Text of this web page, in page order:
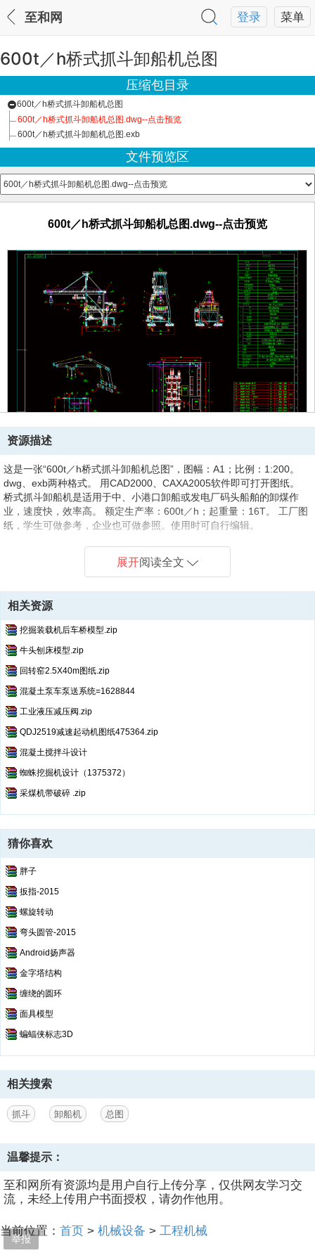
菜单
登录
至和网
600t／h桥式抓斗卸船机总图
举报
压缩包目录
600t／h桥式抓斗卸船机总图
600t／h桥式抓斗卸船机总图.dwg--点击预览
600t／h桥式抓斗卸船机总图.exb
文件预览区
600t／h桥式抓斗卸船机总图.dwg--点击预览
资源描述
这是一张“600t／h桥式抓斗卸船机总图”，图幅：A1；比例：1:200。
dwg、exb两种格式。 用CAD2000、CAXA2005软件即可打开图纸。
桥式抓斗卸船机是适用于中、小港口卸船或发电厂码头船舶的卸煤作
业，速度快，效率高。 额定生产率：600t／h；起重量：16T。 工厂图
纸，学生可做参考，企业也可做参照。使用时可自行编辑。
展开阅读全文
相关资源
挖掘装载机后车桥模型.zip
牛头刨床模型.zip
回转窑2.5X40m图纸.zip
混凝土泵车泵送系统=1628844
工业液压减压阀.zip
QDJ2519减速起动机图纸475364.zip
混凝土搅拌斗设计
蜘蛛挖掘机设计（1375372）
采煤机带破碎 .zip
猜你喜欢
胖子
扳指-2015
螺旋转动
弯头圆管-2015
Android扬声器
金字塔结构
缠绕的圆环
面具模型
蝙蝠侠标志3D
相关搜索
抓斗 卸船机 总图
温馨提示：
至和网所有资源均是用户自行上传分享，仅供网友学习交
流，未经上传用户书面授权，请勿作他用。
当前位置： 首页 > 机械设备 > 工程机械